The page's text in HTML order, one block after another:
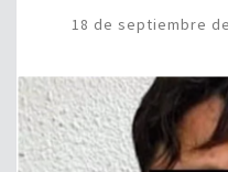
18 de septiembre